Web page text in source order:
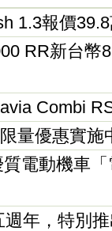
1.3報價
RR新台幣
Combi
量優惠實施
電動機車
年，特別